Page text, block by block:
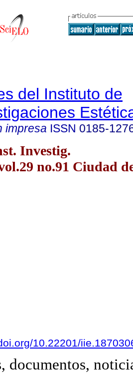
del Instituto de
impresa ISSN 0185-
Investig.
no.91 Ciudad
10.22201/
documentos,